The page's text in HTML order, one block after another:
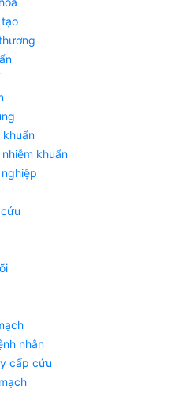
tạo
khuẩn
khuẩn
nhân
cấp cứu